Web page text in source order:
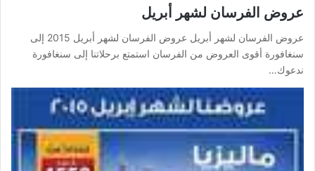
عروض الفرسان لشهر أبريل
عروض الفرسان لشهر أبريل عروض الفرسان لشهر أبريل 2015 إلى
سنغافورة أقوى العروض من الفرسان استمتع برحلاتنا إلى سنغافورة
ندعوك…